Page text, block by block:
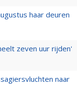
haar deuren
zeven uur rijden'
naar